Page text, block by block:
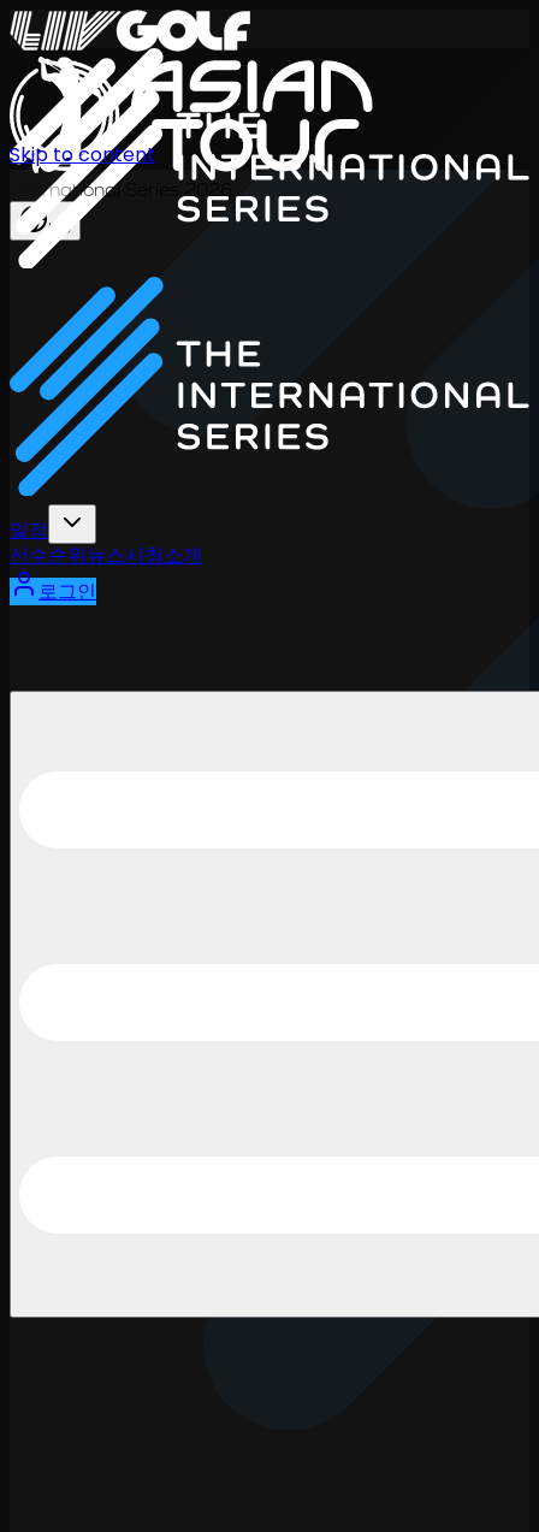
International Series 2026
KO
일정
선수순위 뉴스시청소개
로그인
Skip to content